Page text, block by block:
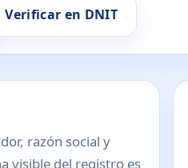
Verificar en DNIT
razón social y
visible del registro es